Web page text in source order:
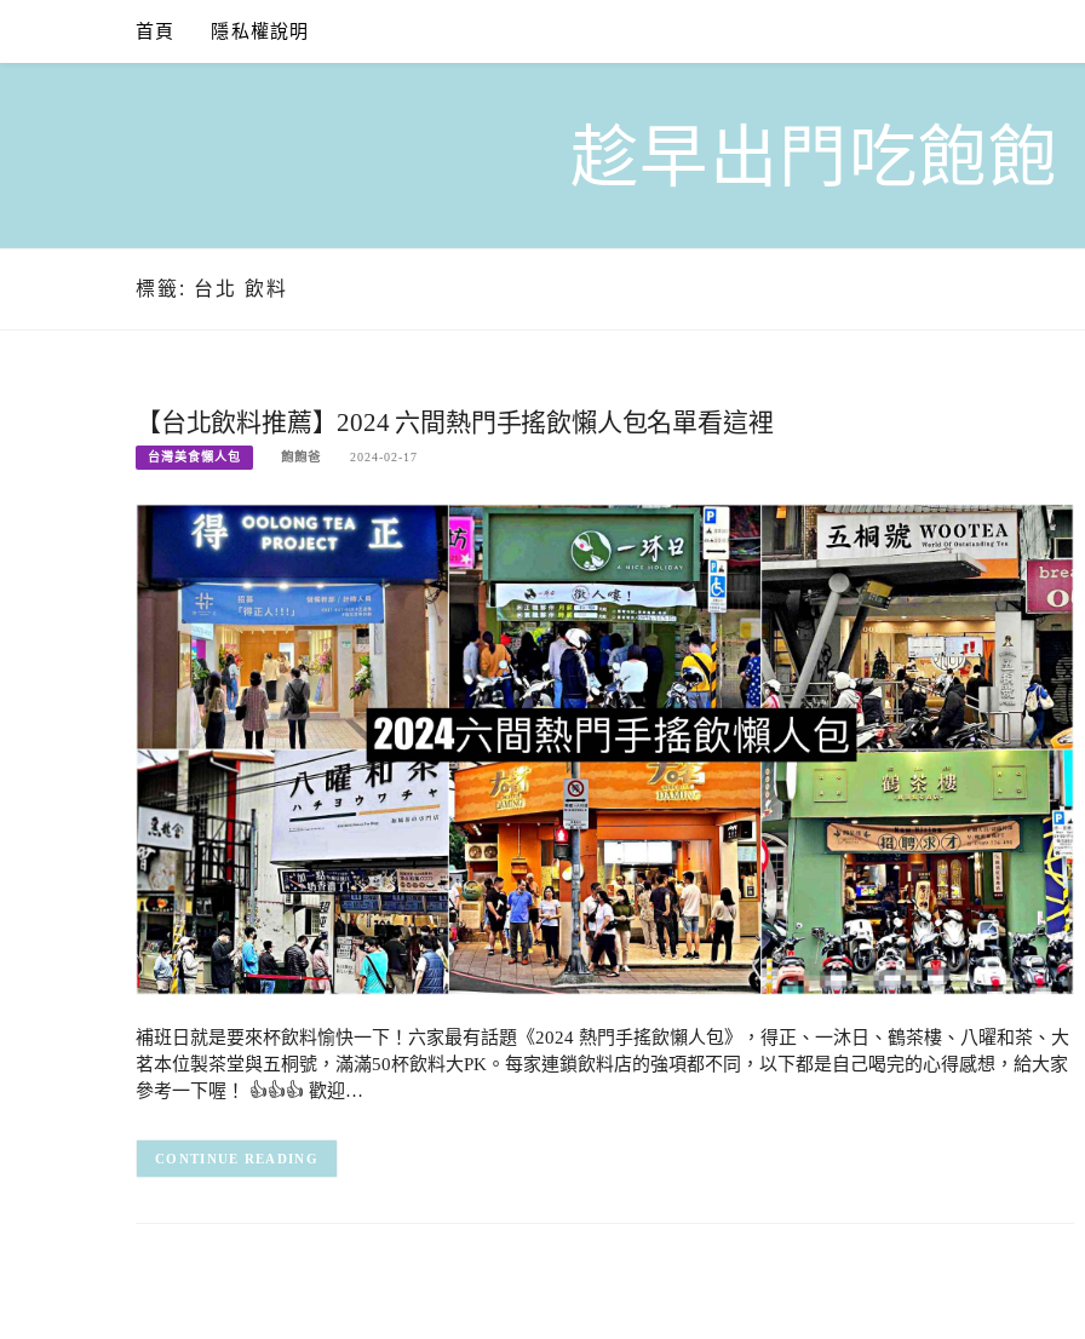
content
首頁 隱私權說明
趁早出門吃飽飽
標籤: 台北 飲料
【台北飲料推薦】2024 六間熱門手搖飲懶人包名單看這裡
台灣美食懶人包 飽飽爸 2024-02-17
補班日就是要來杯飲料愉快一下！六家最有話題《2024 熱門手搖飲懶人包》，得正、一沐日、鶴茶樓、八曜和茶、大
茗本位製茶堂與五桐號，滿滿50杯飲料大PK。每家連鎖飲料店的強項都不同，以下都是自己喝完的心得感想，給大家
參考一下喔！ 👍👍👍 歡迎…
CONTINUE READING